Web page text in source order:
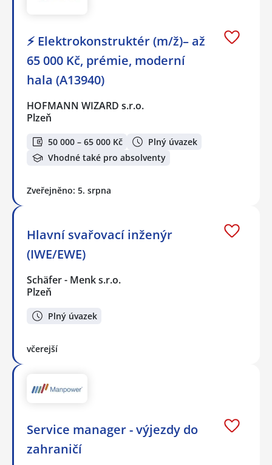
⚡ Elektrokonstruktér (m/ž)– až
65 000 Kč, prémie, moderní
hala (A13940)
HOFMANN WIZARD s.r.o.
Plzeň
50 000 – 65 000 Kč
Plný úvazek
Vhodné také pro absolventy
Zveřejněno: 5. srpna
Hlavní svařovací inženýr
(IWE/EWE)
Schäfer - Menk s.r.o.
Plzeň
Plný úvazek
včerejší
Service manager - výjezdy do
zahraničí